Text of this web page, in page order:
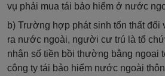
vụ phải mua tái bảo hiểm ở nước
b) Trường hợp phát sinh tổn thất đối
ra nước ngoài, người cư trú là tổ
nhận số tiền bồi thường bằng ngoại
công ty tái bảo hiểm nước ngoài